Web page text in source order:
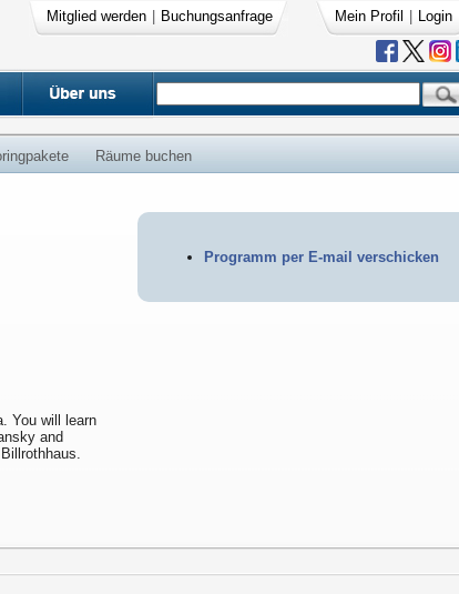
Mitglied werden Buchungsanfrage Mein Profil Login
Räume buchen
Programm per E-mail verschicken
You will learn
and